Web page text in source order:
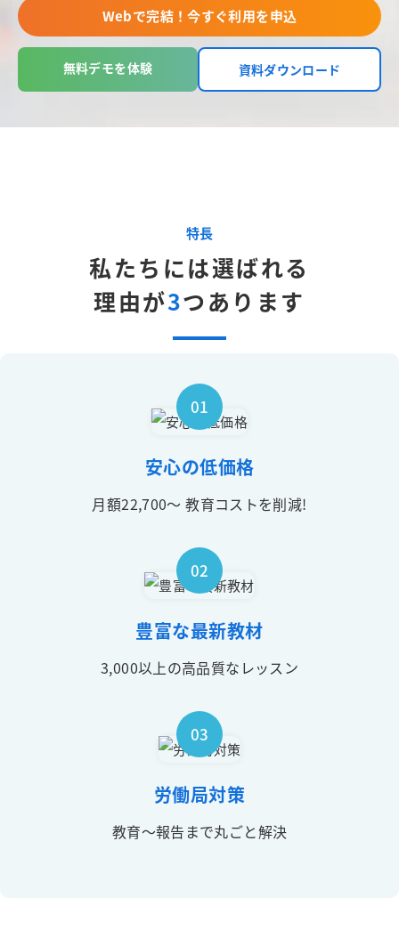
Webで完結！今すぐ利用を申込
無料デモを体験 資料ダウンロード
特長
私たちには選ばれる
理由が3つあります
01
安心の低価格
月額22,700～ 教育コストを削減!
02
豊富な最新教材
3,000以上の高品質なレッスン
03
労働局対策
教育～報告まで丸ごと解決